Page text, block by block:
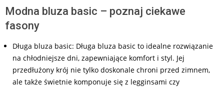
Modna bluza basic – poznaj ciekawe
fasony
Długa bluza basic: Długa bluza basic to idealne rozwiązanie
na chłodniejsze dni, zapewniające komfort i styl. Jej
przedłużony krój nie tylko doskonale chroni przed zimnem,
ale także świetnie komponuje się z legginsami czy